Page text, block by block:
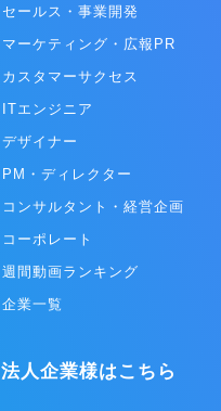
セールス・事業開発
マーケティング・広報PR
カスタマーサクセス
ITエンジニア
デザイナー
PM・ディレクター
コンサルタント・経営企画
コーポレート
週間動画ランキング
企業一覧
法人企業様はこちら